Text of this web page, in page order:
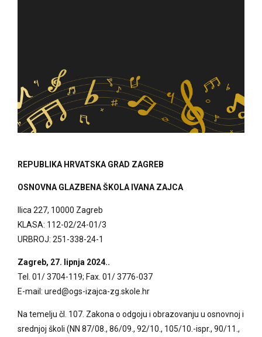
REPUBLIKA HRVATSKA GRAD ZAGREB
OSNOVNA GLAZBENA ŠKOLA IVANA ZAJCA
Ilica 227, 10000 Zagreb
KLASA: 112-02/24-01/3
URBROJ: 251-338-24-1
Zagreb, 27. lipnja 2024..
Tel. 01/ 3704-119; Fax. 01/ 3776-037
E-mail: ured@ogs-izajca-zg.skole.hr
Na temelju čl. 107. Zakona o odgoju i obrazovanju u osnovnoj i
srednjoj školi (NN 87/08., 86/09., 92/10., 105/10.-ispr., 90/11.,